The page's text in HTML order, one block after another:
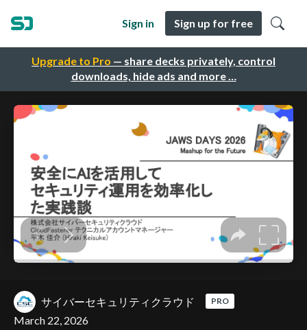
Upgrade to Pro — share decks privately, control
downloads, hide ads and more …
Sign in Sign up for free
サイバーセキュリティクラウド PRO
March 22, 2026